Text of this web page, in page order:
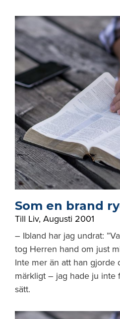
Som en brand
Till Liv, Augusti 2001
– Ibland har jag undrat:
tog Herren hand om just
Inte mer än att han gjorde
märkligt – jag hade ju inte
sätt.